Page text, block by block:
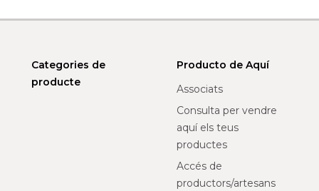
Categories de
producte
Producto de Aquí
Associats
Consulta per vendre
aquí els teus
productes
Accés de
productors/artesans